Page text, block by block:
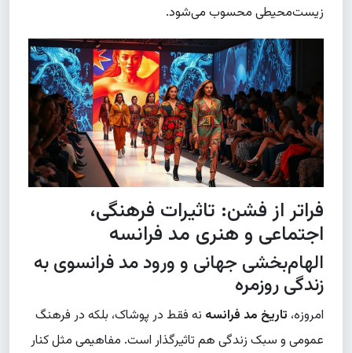
زیست‌محیطی محسوب می‌شود.
فراتر از فشن: تاثیرات فرهنگی،
اجتماعی و هنری مد فرانسه
الهام‌بخشی جهانی و ورود مد فرانسوی به
زندگی روزمره
امروزه،تاریخ مد فرانسهنه فقط در پوشاک، بلکه در فرهنگ
عمومی و سبک زندگی هم تاثیرگذار است. مفاهیمی مثل کنار